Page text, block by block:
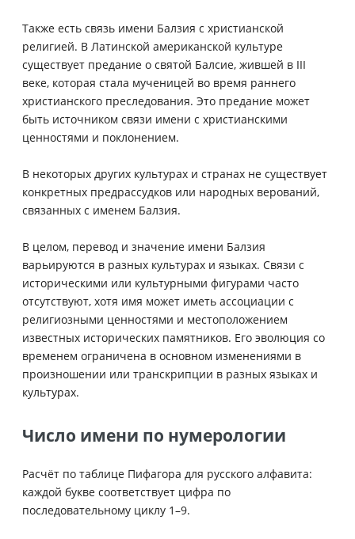
Также есть связь имени Балзия с христианской
религией. В Латинской американской культуре
существует предание о святой Балсие, жившей в III
веке, которая стала мученицей во время раннего
христианского преследования. Это предание может
быть источником связи имени с христианскими
ценностями и поклонением.
В некоторых других культурах и странах не существует
конкретных предрассудков или народных верований,
связанных с именем Балзия.
В целом, перевод и значение имени Балзия
варьируются в разных культурах и языках. Связи с
историческими или культурными фигурами часто
отсутствуют, хотя имя может иметь ассоциации с
религиозными ценностями и местоположением
известных исторических памятников. Его эволюция со
временем ограничена в основном изменениями в
произношении или транскрипции в разных языках и
культурах.
Число имени по нумерологии
Расчёт по таблице Пифагора для русского алфавита:
каждой букве соответствует цифра по
последовательному циклу 1–9.